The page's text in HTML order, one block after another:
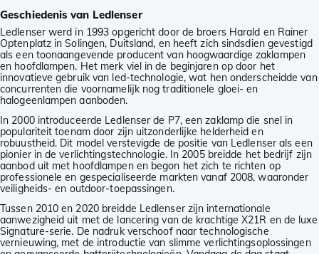
Geschiedenis van Ledlenser
Ledlenser werd in 1993 opgericht door de broers Harald en Rainer
Optenplatz in Solingen, Duitsland, en heeft zich sindsdien gevestigd
als een toonaangevende producent van hoogwaardige zaklampen
en hoofdlampen. Het merk viel in de beginjaren op door het
innovatieve gebruik van led-technologie, wat hen onderscheidde van
concurrenten die voornamelijk nog traditionele gloei- en
halogeenlampen aanboden.
In 2000 introduceerde Ledlenser de P7, een zaklamp die snel in
populariteit toenam door zijn uitzonderlijke helderheid en
robuustheid. Dit model verstevigde de positie van Ledlenser als een
pionier in de verlichtingstechnologie. In 2005 breidde het bedrijf zijn
aanbod uit met hoofdlampen en begon het zich te richten op
professionele en gespecialiseerde markten vanaf 2008, waaronder
veiligheids- en outdoor-toepassingen.
Tussen 2010 en 2020 breidde Ledlenser zijn internationale
aanwezigheid uit met de lancering van de krachtige X21R en de luxe
Signature-serie. De nadruk verschoof naar technologische
vernieuwing, met de introductie van slimme verlichtingsoplossingen